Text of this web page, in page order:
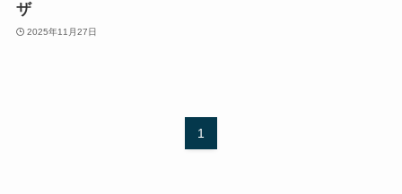
ザ
2025年11月27日
1